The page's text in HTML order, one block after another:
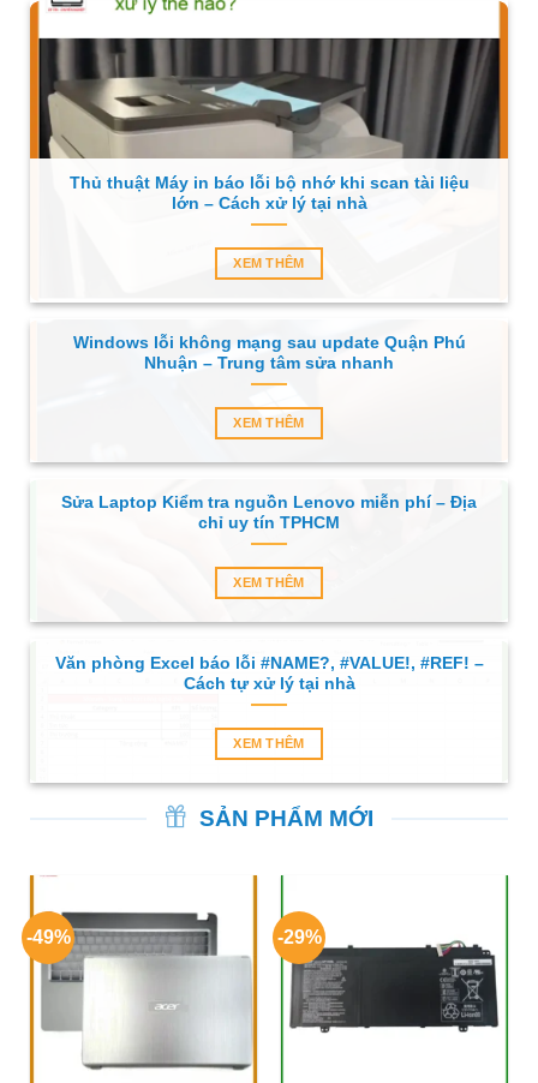
Thủ thuật Máy in báo lỗi bộ nhớ khi scan tài liệu
lớn – Cách xử lý tại nhà
XEM THÊM
Windows lỗi không mạng sau update Quận Phú
Nhuận – Trung tâm sửa nhanh
XEM THÊM
Sửa Laptop Kiểm tra nguồn Lenovo miễn phí – Địa
chỉ uy tín TPHCM
XEM THÊM
Văn phòng Excel báo lỗi #NAME?, #VALUE!, #REF! –
Cách tự xử lý tại nhà
XEM THÊM
SẢN PHẨM MỚI
-49% -29%